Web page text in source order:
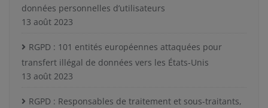
données personnelles d’utilisateurs
13 août 2023
RGPD : 101 entités européennes attaquées pour
transfert illégal de données vers les États-Unis
13 août 2023
RGPD : Responsables de traitement et sous-traitants,